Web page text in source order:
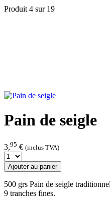
Produit 4 sur 19
Pain de seigle
3,95 € (inclus TVA)
Ajouter au panier
500 grs Pain de seigle
9 tranches fines.